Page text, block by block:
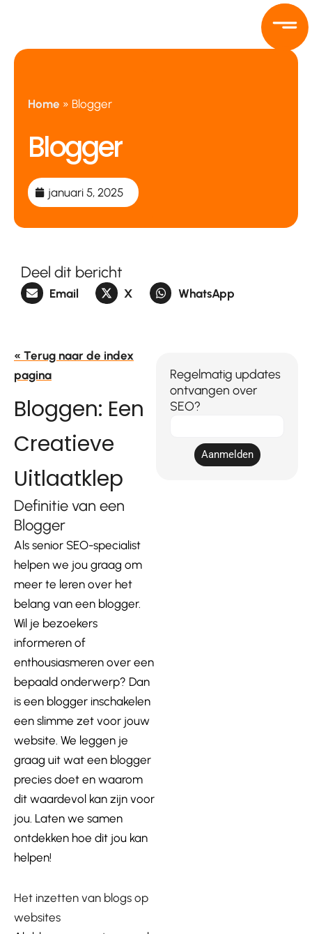
inhoud
Home » Blogger
Blogger
januari 5, 2025
Deel dit bericht
Email X WhatsApp
« Terug naar de index
pagina
Bloggen: Een
Creatieve
Uitlaatklep
Definitie van een
Blogger
Als senior SEO-specialist
helpen we jou graag om
meer te leren over het
belang van een blogger.
Wil je bezoekers
informeren of
enthousiasmeren over een
bepaald onderwerp? Dan
is een blogger inschakelen
een slimme zet voor jouw
website. We leggen je
graag uit wat een blogger
precies doet en waarom
dit waardevol kan zijn voor
jou. Laten we samen
ontdekken hoe dit jou kan
helpen!
Het inzetten van blogs op
websites
Regelmatig updates
ontvangen over
SEO?
Aanmelden